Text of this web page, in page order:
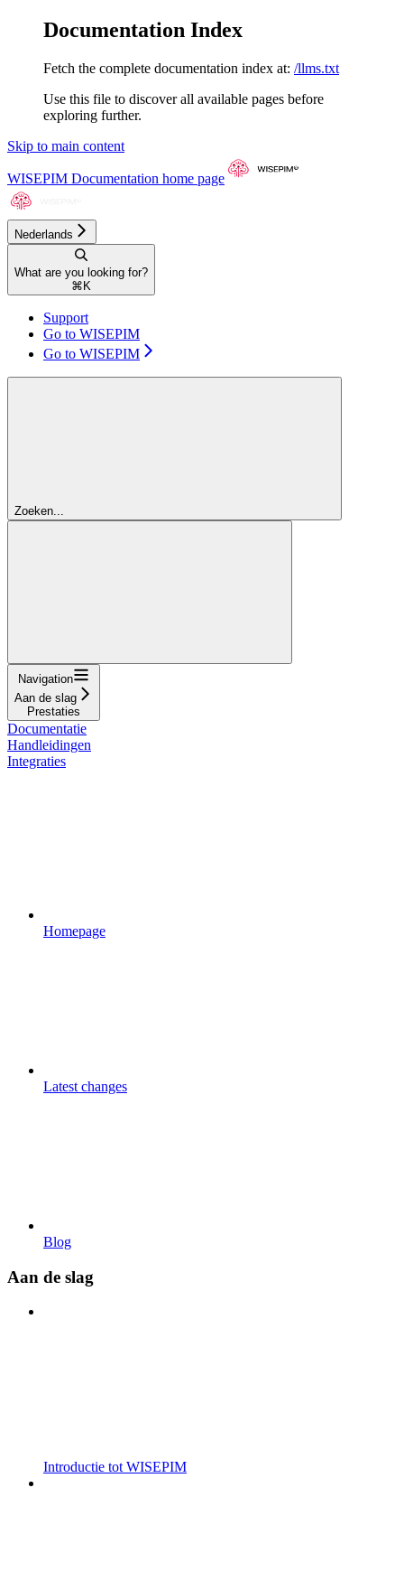
Documentation Index
Fetch the complete documentation index at: /llms.txt
Use this file to discover all available pages before
exploring further.
Skip to main content
WISEPIM Documentation home page
Nederlands
What are you looking for?
⌘ K
Support
Go to WISEPIM
Go to WISEPIM
Zoeken...
Navigation
Aan de slag
Prestaties
Documentatie
Handleidingen
Integraties
Homepage
Latest changes
Blog
Aan de slag
Introductie tot WISEPIM